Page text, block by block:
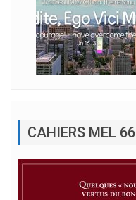
CAHIERS MEL 66